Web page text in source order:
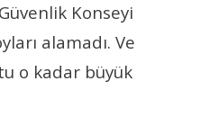
Konseyi
alamadı. Ve
o kadar büyük